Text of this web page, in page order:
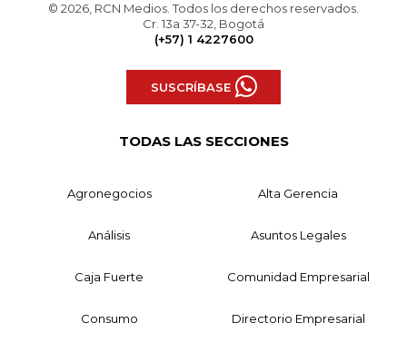
© 2026, RCN Medios. Todos los derechos reservados.
Cr. 13a 37-32, Bogotá
(+57) 1 4227600
SUSCRÍBASE
TODAS LAS SECCIONES
Agronegocios Alta Gerencia
Análisis Asuntos Legales
Caja Fuerte Comunidad Empresarial
Consumo Directorio Empresarial